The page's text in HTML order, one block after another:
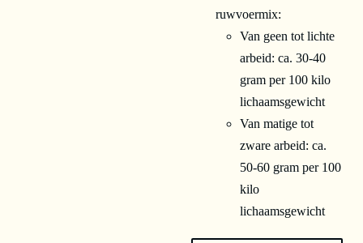
ruwvoermix:
Van geen tot lichte
arbeid: ca. 30-40
gram per 100 kilo
lichaamsgewicht
Van matige tot
zware arbeid: ca.
50-60 gram per 100
kilo
lichaamsgewicht